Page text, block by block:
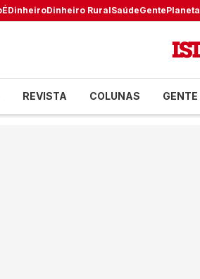
DinheiroDinheiro RuralSaúdeGentePlaneta
REVISTA COLUNAS GENTE